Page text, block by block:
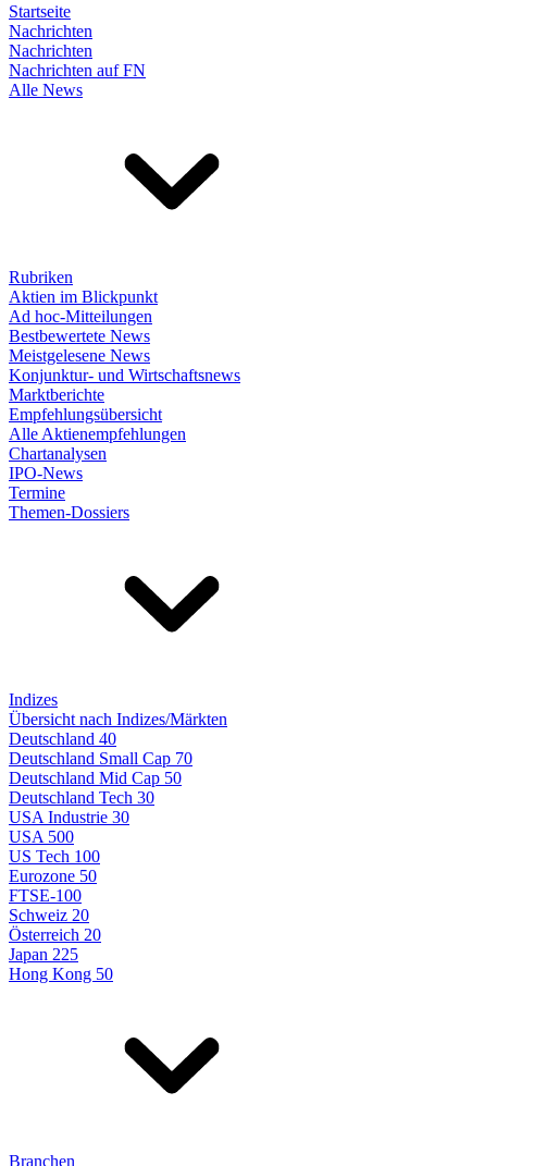
Startseite
Nachrichten
Nachrichten
Nachrichten auf FN
Alle News
Rubriken
Aktien im Blickpunkt
Ad hoc-Mitteilungen
Bestbewertete News
Meistgelesene News
Konjunktur- und Wirtschaftsnews
Marktberichte
Empfehlungsübersicht
Alle Aktienempfehlungen
Chartanalysen
IPO-News
Termine
Themen-Dossiers
Indizes
Übersicht nach Indizes/Märkten
Deutschland 40
Deutschland Small Cap 70
Deutschland Mid Cap 50
Deutschland Tech 30
USA Industrie 30
USA 500
US Tech 100
Eurozone 50
FTSE-100
Schweiz 20
Österreich 20
Japan 225
Hong Kong 50
Branchen